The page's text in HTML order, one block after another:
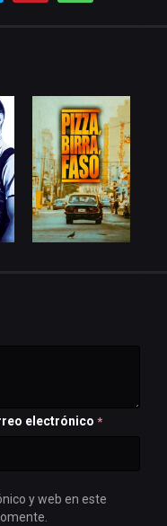
electrónico *
y web en este